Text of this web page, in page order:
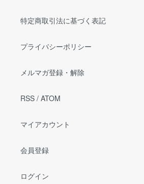
特定商取引法に基づく表記
プライバシーポリシー
メルマガ登録・解除
RSS / ATOM
マイアカウント
会員登録
ログイン